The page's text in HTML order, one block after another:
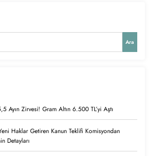
Ara
Ayın Zirvesi! Gram Altın 6.500 TL’yi Aştı
Haklar Getiren Kanun Teklifi Komisyondan
Detayları